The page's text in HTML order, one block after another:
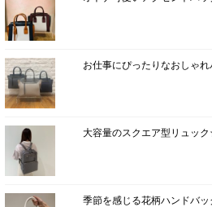
お仕事にぴったりなおしゃ
大容量のスクエア型リュッ
季節を感じる花柄ハンドバ